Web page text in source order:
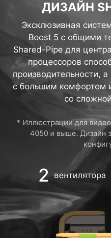
ДИЗАЙН
Эксклюзивная
Boost 5 с общими
Shared-Pipe для
процессоров
производительности,
с большим комфортом
со
* Иллюстрации для
4050 и выше. Дизайн
2 вентилятора